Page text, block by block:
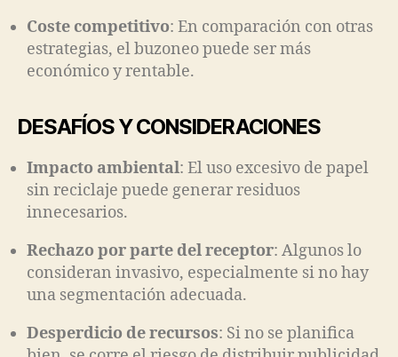
Coste competitivo: En comparación con otras
estrategias, el buzoneo puede ser más
económico y rentable.
DESAFÍOS Y CONSIDERACIONES
Impacto ambiental: El uso excesivo de papel
sin reciclaje puede generar residuos
innecesarios.
Rechazo por parte del receptor: Algunos lo
consideran invasivo, especialmente si no hay
una segmentación adecuada.
Desperdicio de recursos: Si no se planifica